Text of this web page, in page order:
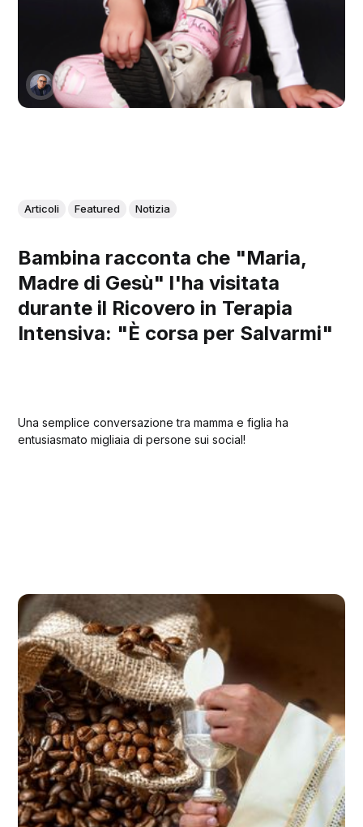
Articoli Featured Notizia
Bambina racconta che "Maria,
Madre di Gesù" l'ha visitata
durante il Ricovero in Terapia
Intensiva: "È corsa per Salvarmi"
Una semplice conversazione tra mamma e figlia ha
entusiasmato migliaia di persone sui social!